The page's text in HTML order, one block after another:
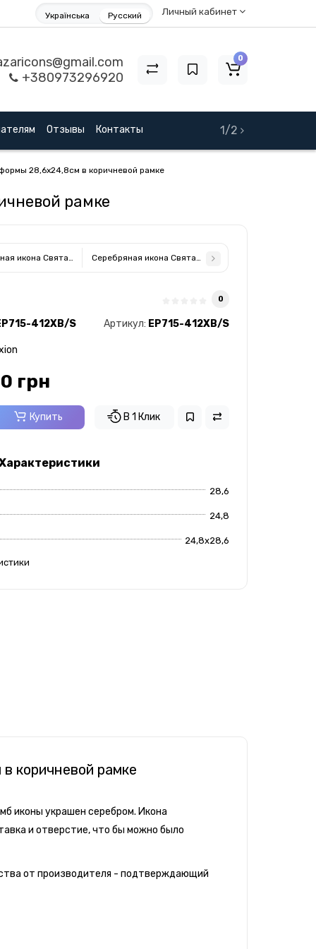
Личный кабинет
Українська Русский
+380973296920
0
Отзывы Контакты 1/2
28,6х24,8см в коричневой рамке
рамке
икона Святая Семья прямоугольной формы 28,6х24,8см в белой рамке
Серебряная икона Святая Семья прямоугольной
0
412XB/S Артикул: EP715-412XB/S
грн
Купить В 1 Клик
28,6
24,8
24,8х28,6
коричневой рамке
иконы украшен серебром. Икона
и отверстие, что бы можно было
от производителя - подтверждающий